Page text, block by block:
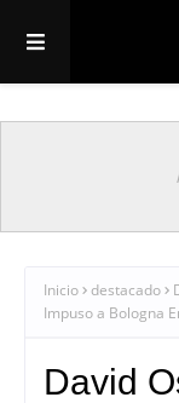
Inicio destacado
Impuso a Bologna
David